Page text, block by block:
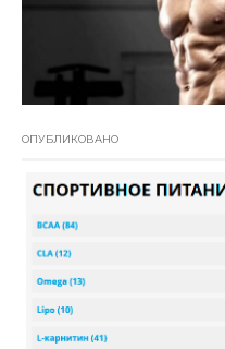
ОПУБЛИКОВАНО